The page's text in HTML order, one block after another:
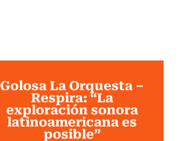
Golosa La Orquesta –
Respira: “La
exploración sonora
latinoamericana es
posible”